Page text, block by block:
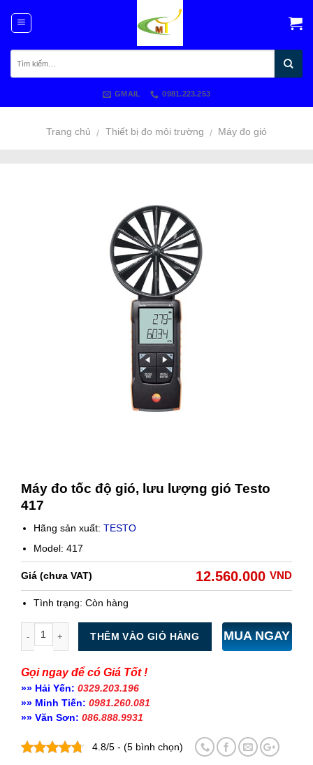
content
GMAIL 0981.223.253
Trang chủ / Thiết bị đo môi trường / Máy đo gió
Máy đo tốc độ gió, lưu lượng gió Testo
417
Hãng sản xuất: TESTO
Model: 417
Giá (chưa VAT) 12.560.000 VND
Tình trạng: Còn hàng
THÊM VÀO GIỎ HÀNG MUA NGAY
Gọi ngay để có Giá Tốt !
»» Hải Yến: 0329.203.196
»» Minh Tiến: 0981.260.081
»» Văn Sơn: 086.888.9931
4.8/5 - (5 bình chọn)